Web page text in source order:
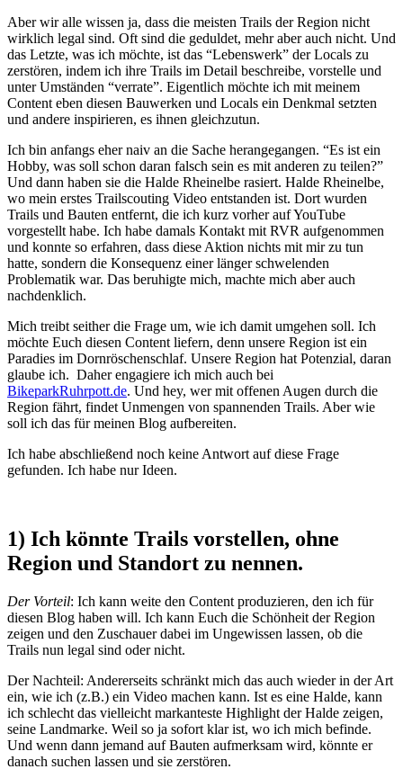
Aber wir alle wissen ja, dass die meisten Trails der Region nicht
wirklich legal sind. Oft sind die geduldet, mehr aber auch nicht. Und
das Letzte, was ich möchte, ist das “Lebenswerk” der Locals zu
zerstören, indem ich ihre Trails im Detail beschreibe, vorstelle und
unter Umständen “verrate”. Eigentlich möchte ich mit meinem
Content eben diesen Bauwerken und Locals ein Denkmal setzten
und andere inspirieren, es ihnen gleichzutun.
Ich bin anfangs eher naiv an die Sache herangegangen. “Es ist ein
Hobby, was soll schon daran falsch sein es mit anderen zu teilen?”
Und dann haben sie die Halde Rheinelbe rasiert. Halde Rheinelbe,
wo mein erstes Trailscouting Video entstanden ist. Dort wurden
Trails und Bauten entfernt, die ich kurz vorher auf YouTube
vorgestellt habe. Ich habe damals Kontakt mit RVR aufgenommen
und konnte so erfahren, dass diese Aktion nichts mit mir zu tun
hatte, sondern die Konsequenz einer länger schwelenden
Problematik war. Das beruhigte mich, machte mich aber auch
nachdenklich.
Mich treibt seither die Frage um, wie ich damit umgehen soll. Ich
möchte Euch diesen Content liefern, denn unsere Region ist ein
Paradies im Dornröschenschlaf. Unsere Region hat Potenzial, daran
glaube ich. Daher engagiere ich mich auch bei
BikeparkRuhrpott.de. Und hey, wer mit offenen Augen durch die
Region fährt, findet Unmengen von spannenden Trails. Aber wie
soll ich das für meinen Blog aufbereiten.
Ich habe abschließend noch keine Antwort auf diese Frage
gefunden. Ich habe nur Ideen.
1) Ich könnte Trails vorstellen, ohne
Region und Standort zu nennen.
Der Vorteil: Ich kann weite den Content produzieren, den ich für
diesen Blog haben will. Ich kann Euch die Schönheit der Region
zeigen und den Zuschauer dabei im Ungewissen lassen, ob die
Trails nun legal sind oder nicht.
Der Nachteil: Andererseits schränkt mich das auch wieder in der Art
ein, wie ich (z.B.) ein Video machen kann. Ist es eine Halde, kann
ich schlecht das vielleicht markanteste Highlight der Halde zeigen,
seine Landmarke. Weil so ja sofort klar ist, wo ich mich befinde.
Und wenn dann jemand auf Bauten aufmerksam wird, könnte er
danach suchen lassen und sie zerstören.